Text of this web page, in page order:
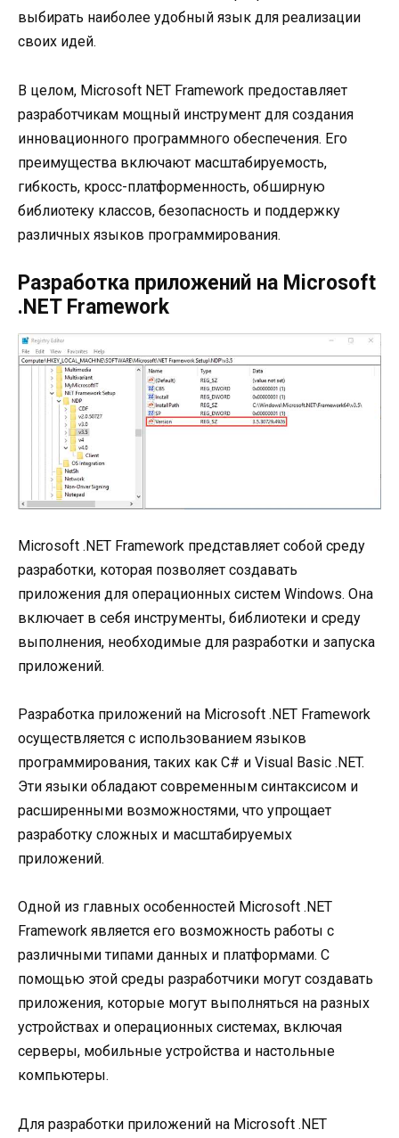
выбирать наиболее удобный язык для реализации
своих идей.
В целом, Microsoft NET Framework предоставляет
разработчикам мощный инструмент для создания
инновационного программного обеспечения. Его
преимущества включают масштабируемость,
гибкость, кросс-платформенность, обширную
библиотеку классов, безопасность и поддержку
различных языков программирования.
Разработка приложений на Microsoft
.NET Framework
Microsoft .NET Framework представляет собой среду
разработки, которая позволяет создавать
приложения для операционных систем Windows. Она
включает в себя инструменты, библиотеки и среду
выполнения, необходимые для разработки и запуска
приложений.
Разработка приложений на Microsoft .NET Framework
осуществляется с использованием языков
программирования, таких как C# и Visual Basic .NET.
Эти языки обладают современным синтаксисом и
расширенными возможностями, что упрощает
разработку сложных и масштабируемых
приложений.
Одной из главных особенностей Microsoft .NET
Framework является его возможность работы с
различными типами данных и платформами. С
помощью этой среды разработчики могут создавать
приложения, которые могут выполняться на разных
устройствах и операционных системах, включая
серверы, мобильные устройства и настольные
компьютеры.
Для разработки приложений на Microsoft .NET